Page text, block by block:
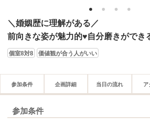
1 2 3 4
＼婚姻歴に理解がある／
前向きな姿が魅力的♥自分磨きができ
個室8対8 価値観が合う人がいい
参加条件 企画詳細 当日の流れ ア
参加条件